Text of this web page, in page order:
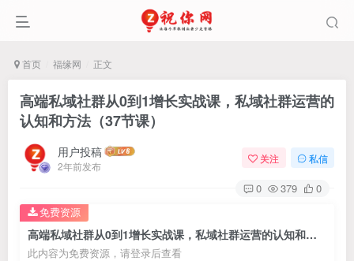
首页 福缘网 正文
高端私域社群从0到1增长实战课，私域社群运营的
认知和方法（37节课）
用户投稿
2年前发布
关注 私信
0 379 0
高端私域社群从0到1增长实战课，私域社群运营的认知和方法（37节课）
此内容为免费资源，请登录后查看
免费资源